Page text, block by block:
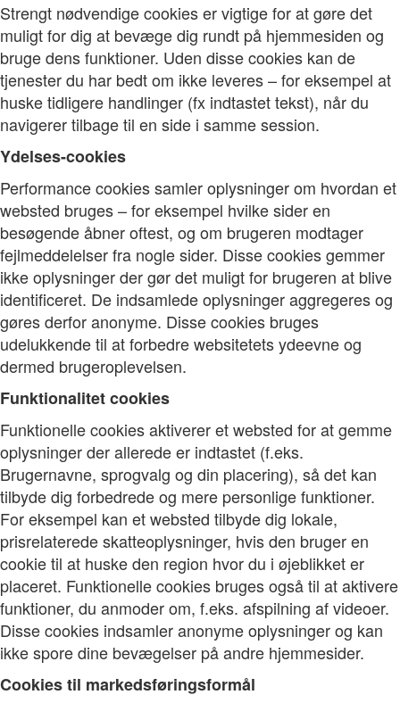
Strengt nødvendige cookies er vigtige for at gøre det
muligt for dig at bevæge dig rundt på hjemmesiden og
bruge dens funktioner. Uden disse cookies kan de
tjenester du har bedt om ikke leveres – for eksempel at
huske tidligere handlinger (fx indtastet tekst), når du
navigerer tilbage til en side i samme session.
Ydelses-cookies
Performance cookies samler oplysninger om hvordan et
websted bruges – for eksempel hvilke sider en
besøgende åbner oftest, og om brugeren modtager
fejlmeddelelser fra nogle sider. Disse cookies gemmer
ikke oplysninger der gør det muligt for brugeren at blive
identificeret. De indsamlede oplysninger aggregeres og
gøres derfor anonyme. Disse cookies bruges
udelukkende til at forbedre websitetets ydeevne og
dermed brugeroplevelsen.
Funktionalitet cookies
Funktionelle cookies aktiverer et websted for at gemme
oplysninger der allerede er indtastet (f.eks.
Brugernavne, sprogvalg og din placering), så det kan
tilbyde dig forbedrede og mere personlige funktioner.
For eksempel kan et websted tilbyde dig lokale,
prisrelaterede skatteoplysninger, hvis den bruger en
cookie til at huske den region hvor du i øjeblikket er
placeret. Funktionelle cookies bruges også til at aktivere
funktioner, du anmoder om, f.eks. afspilning af videoer.
Disse cookies indsamler anonyme oplysninger og kan
ikke spore dine bevægelser på andre hjemmesider.
Cookies til markedsføringsformål